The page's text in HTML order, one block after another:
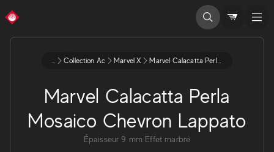
... Collection Ac Marvel X Marvel Calacatta Perla Mosaico Chevron Lappato
Marvel Calacatta Perla
Mosaico Chevron Lappato
Épaisseur 9 mm Effet marbré